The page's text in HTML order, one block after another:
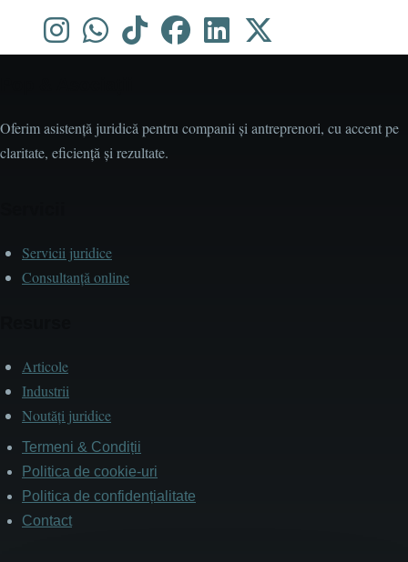
Oferim asistență juridică pentru companii și antreprenori, cu accent pe
claritate, eficiență și rezultate.
Servicii juridice
Consultanță online
Articole
Industrii
Noutăți juridice
Subsol
Termeni & Condiții
Politica de cookie-uri
Politica de confidențialitate
Contact